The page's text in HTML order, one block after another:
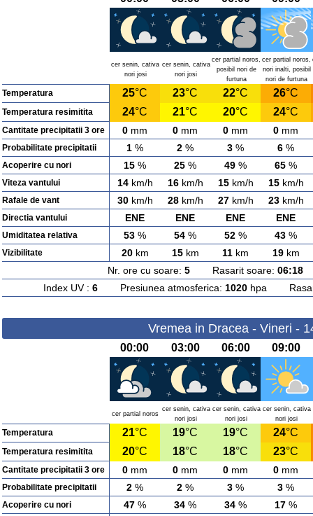
cer senin, cativa
nori josi
cer senin, cativa
nori josi
cer partial noros,
posibil nori de
furtuna
cer partial noros,
nori inalti, posibil
nori de furtuna
Temperatura 25°C 23°C 22°C 26°C
Temperatura resimitita 24°C 21°C 20°C 24°C
Cantitate precipitatii 3 ore 0 mm 0 mm 0 mm 0 mm
Probabilitate precipitatii 1 % 2 % 3 % 6 %
Acoperire cu nori 15 % 25 % 49 % 65 %
Viteza vantului 14km/h 16km/h 15km/h 15km/h
Rafale de vant 30km/h 28km/h 27km/h 23km/h
Directia vantului ENE ENE ENE ENE
Umiditatea relativa 53 % 54 % 52 % 43 %
Vizibilitate 20km 15km 11 km 19km
Nr. ore cu soare: 5Rasarit soare: 06:18
Index UV : 6Presiunea atmosferica: 1020hpa
Vremea in Dracea - Vineri -
00:00 03:00 06:00 09:00
cer partial noros
cer senin, cativa
nori josi
cer senin, cativa
nori josi
cer senin, cativa
nori josi
Temperatura 21°C 19°C 19°C 24°C
Temperatura resimitita 20°C 18°C 18°C 23°C
Cantitate precipitatii 3 ore 0 mm 0 mm 0 mm 0 mm
Probabilitate precipitatii 2 % 2 % 3 % 3 %
Acoperire cu nori 47 % 34 % 34 % 17 %